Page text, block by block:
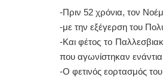
-Πριν 52 χρόνια, τον
-με την εξέγερση του
-Και φέτος το
που αγωνίστηκαν ενάντια
-Ο φετινός εορτασμός